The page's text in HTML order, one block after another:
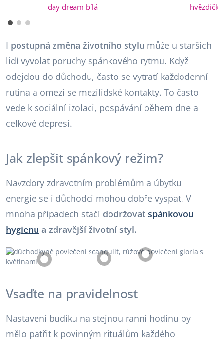
day dream bílá
I postupná změna životního stylu může u starších
lidí vyvolat poruchy spánkového rytmu. Když
odejdou do důchodu, často se vytratí každodenní
rutina a omezí se mezilidské kontakty. To často
vede k sociální izolaci, pospávání během dne a
celkové depresi.
Jak zlepšit spánkový režim?
Navzdory zdravotním problémům a úbytku
energie se i důchodci mohou dobře vyspat. V
mnoha případech stačí dodržovat spánkovou
hygienu a zdravější životní styl.
Vsaďte na pravidelnost
Nastavení budíku na stejnou ranní hodinu by
mělo patřit k povinným rituálům každého